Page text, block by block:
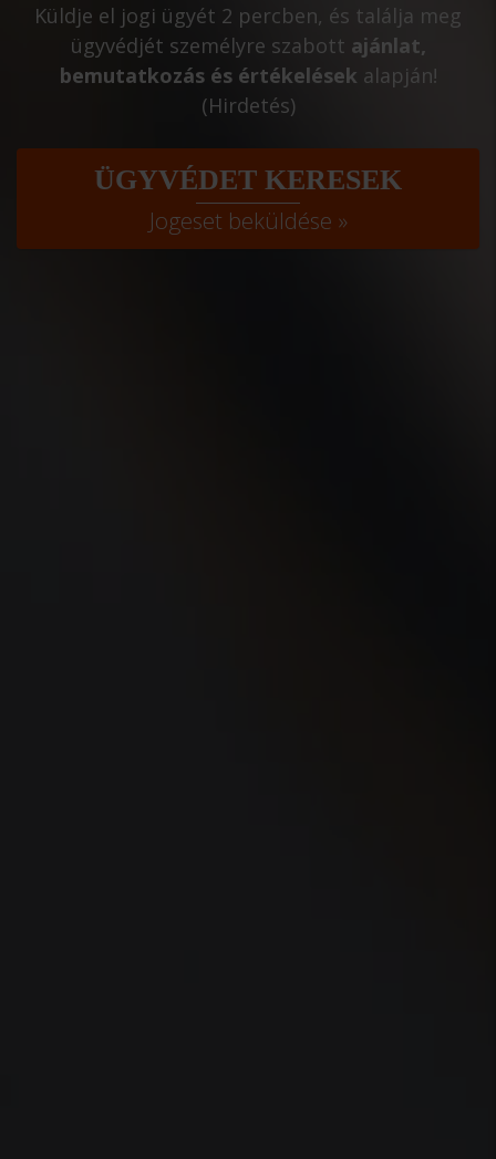
Küldje el jogi ügyét 2 percben, és találja meg
ügyvédjét személyre szabott ajánlat,
bemutatkozás és értékelések alapján!
(Hirdetés)
ÜGYVÉDET KERESEK
Jogeset beküldése »